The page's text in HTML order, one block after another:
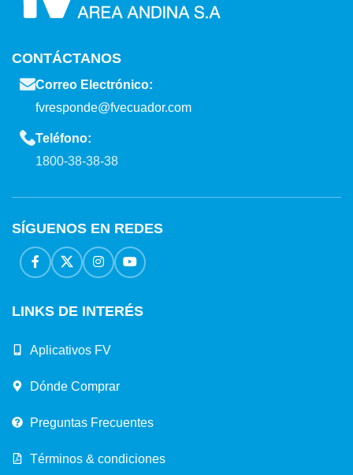
CONTÁCTANOS
Correo Electrónico:
fvresponde@fvecuador.com
Teléfono:
1800-38-38-38
SÍGUENOS EN REDES
LINKS DE INTERÉS
Aplicativos FV
Dónde Comprar
Preguntas Frecuentes
Términos & condiciones